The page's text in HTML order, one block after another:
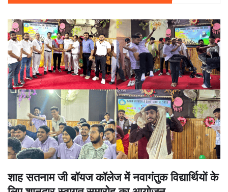
शाह सतनाम जी बॉयज कॉलेज में नवागंतुक विद्यार्थियों के